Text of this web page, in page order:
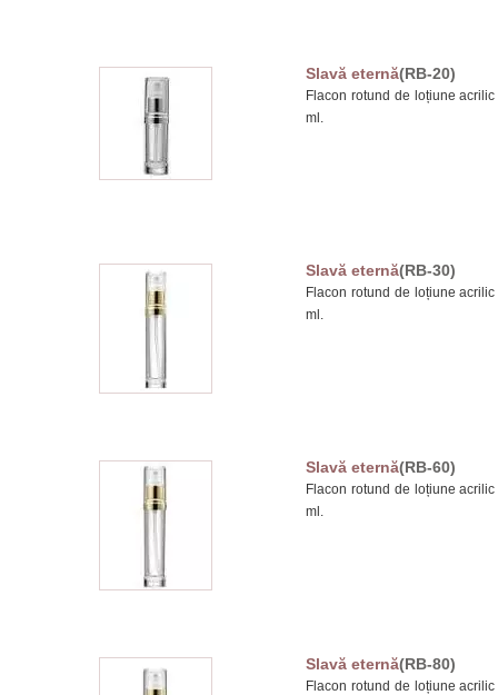
Slavă eternă(RB-20)
Flacon rotund de loțiune
ml.
Slavă eternă(RB-30)
Flacon rotund de loțiune
ml.
Slavă eternă(RB-60)
Flacon rotund de loțiune
ml.
Slavă eternă(RB-80)
Flacon rotund de loțiune